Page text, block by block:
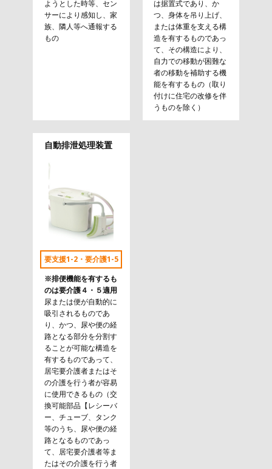
ようとした時等、セン
サーにより感知し、家
族、隣人等へ通報する
もの
は据置式であり、か
つ、身体を吊り上げ、
または体重を支える構
造を有するものであっ
て、その構造により、
自力での移動が困難な
者の移動を補助する機
能を有するもの（取り
付けに住宅の改修を伴
うものを除く）
自動排泄処理装置
要支援1-2・要介護1-5
※排便機能を有するも
のは要介護４・５適用
尿または便が自動的に
吸引されるものであ
り、かつ、尿や便の経
路となる部分を分割す
ることが可能な構造を
有するものであって、
居宅要介護者またはそ
の介護を行う者が容易
に使用できるもの（交
換可能部品【レシーバ
ー、チューブ、タンク
等のうち、尿や便の経
路となるものであっ
て、居宅要介護者等ま
たはその介護を行う者